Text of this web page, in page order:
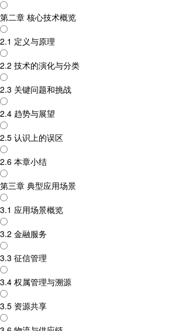
第二章 核心技术概览
2.1 定义与原理
2.2 技术的演化与分类
2.3 关键问题和挑战
2.4 趋势与展望
2.5 认识上的误区
2.6 本章小结
第三章 典型应用场景
3.1 应用场景概览
3.2 金融服务
3.3 征信管理
3.4 权属管理与溯源
3.5 资源共享